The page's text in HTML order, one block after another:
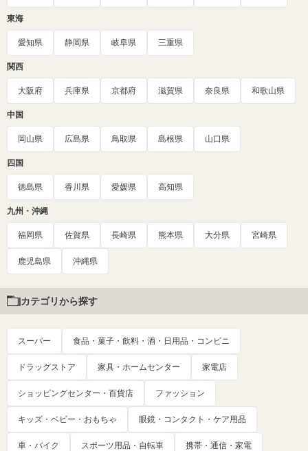
東海
愛知県 静岡県 岐阜県 三重県
関西
大阪府 兵庫県 京都府 滋賀県 奈良県 和歌山県
中国
岡山県 広島県 鳥取県 島根県 山口県
四国
徳島県 香川県 愛媛県 高知県
九州・沖縄
福岡県 佐賀県 長崎県 熊本県 大分県 宮崎県
鹿児島県 沖縄県
カテゴリから探す
スーパー 食品・菓子・飲料・酒・日用品・コンビニ
ドラッグストア 家具・ホームセンター 家電店
ショッピングセンター・百貨店 ファッション
キッズ・ベビー・おもちゃ 眼鏡・コンタクト・ケア用品
車・バイク スポーツ用品・自転車 携帯・通信・家電